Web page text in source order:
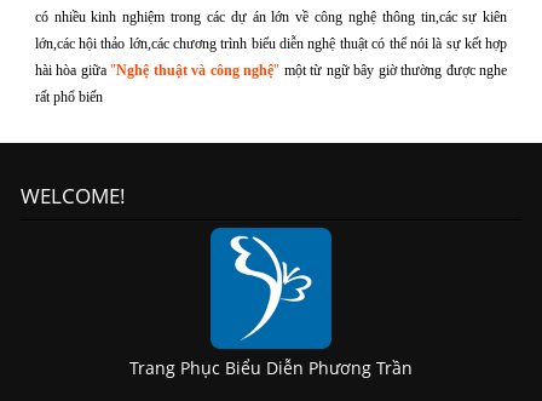
có nhiều kinh nghiệm trong các dự án lớn về công nghệ thông tin,các sự kiên
lớn,các hội thảo lớn,các chương trình biểu diễn nghệ thuật có thể nói là sự kết hợp
hài hòa giữa"Nghệ thuật và công nghệ" một từ ngữ bây giờ thường được nghe
rất phổ biến
WELCOME!
Trang Phục Biểu Diễn Phương Trần